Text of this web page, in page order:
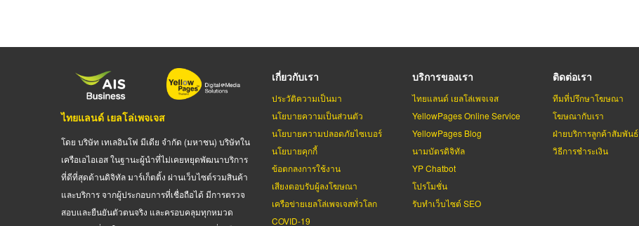
ไทยแลนด์ เยลโล่เพจเจส
โดย บริษัท เทเลอินโฟ มีเดีย จำกัด (มหาชน) บริษัทใน
เครือเอไอเอส ในฐานะผู้นำที่ไม่เคยหยุดพัฒนาบริการ
ที่ดีที่สุดด้านดิจิทัล มาร์เก็ตติ้ง ผ่านเว็บไซต์รวมสินค้า
และบริการ จากผู้ประกอบการที่เชื่อถือได้ มีการตรวจ
สอบและยืนยันตัวตนจริง และครอบคลุมทุกหมวด
เกี่ยวกับเรา
ประวัติความเป็นมา
นโยบายความเป็นส่วนตัว
นโยบายความปลอดภัยไซเบอร์
นโยบายคุกกี้
ข้อตกลงการใช้งาน
เสียงตอบรับผู้ลงโฆษณา
เครือข่ายเยลโล่เพจเจสทั่วโลก
COVID-19
บริการของเรา
ไทยแลนด์ เยลโล่เพจเจส
YellowPages Online Service
YellowPages Blog
นามบัตรดิจิทัล
YP Chatbot
โปรโมชั่น
รับทำเว็บไซต์ SEO
ติดต่อเรา
ทีมที่ปรึกษาโฆษณา
โฆษณากับเรา
ฝ่ายบริการลูกค้าสัมพันธ์
วิธีการชำระเงิน